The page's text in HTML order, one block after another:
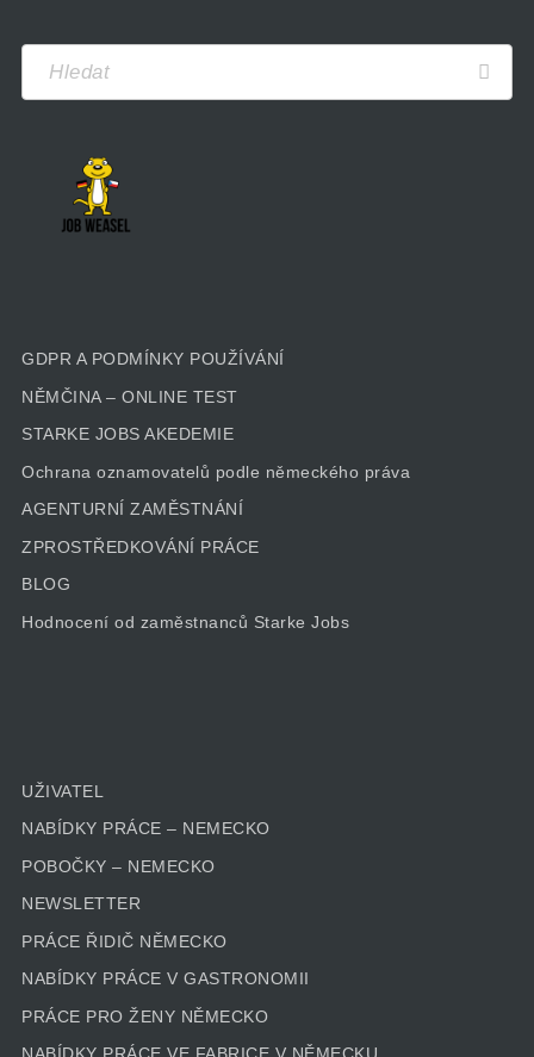
GDPR A PODMÍNKY POUŽÍVÁNÍ
NĚMČINA – ONLINE TEST
STARKE JOBS AKEDEMIE
Ochrana oznamovatelů podle německého práva
AGENTURNÍ ZAMĚSTNÁNÍ
ZPROSTŘEDKOVÁNÍ PRÁCE
BLOG
Hodnocení od zaměstnanců Starke Jobs
UŽIVATEL
NABÍDKY PRÁCE – NEMECKO
POBOČKY – NEMECKO
NEWSLETTER
PRÁCE ŘIDIČ NĚMECKO
NABÍDKY PRÁCE V GASTRONOMII
PRÁCE PRO ŽENY NĚMECKO